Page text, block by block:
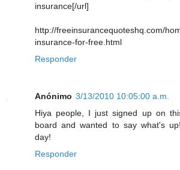
insurance[/url]
http://freeinsurancequoteshq.com/
insurance-for-free.html
Responder
Anónimo 3/13/2010 10:05:00 a.m.
Hiya people, I just signed up on
board and wanted to say what's
day!
Responder